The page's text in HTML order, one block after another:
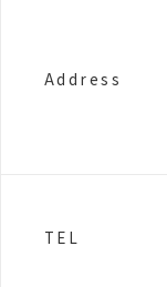
Address
TEL